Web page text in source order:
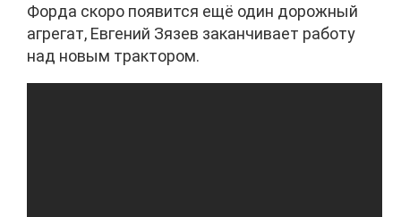
Форда скоро появится ещё один дорожный
агрегат, Евгений Зязев заканчивает работу
над новым трактором.